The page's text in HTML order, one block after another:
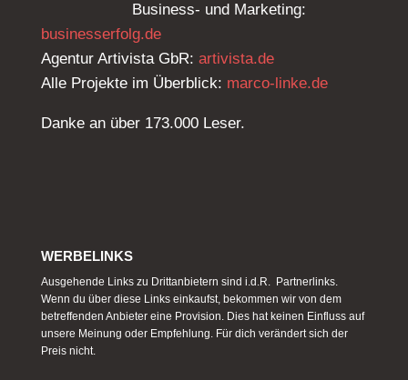
Business- und Marketing:
businesserfolg.de
Agentur Artivista GbR: artivista.de
Alle Projekte im Überblick: marco-linke.de
Danke an über 173.000 Leser.
WERBELINKS
Ausgehende Links zu Drittanbietern sind i.d.R. Partnerlinks.
Wenn du über diese Links einkaufst, bekommen wir von dem
betreffenden Anbieter eine Provision. Dies hat keinen Einfluss auf
unsere Meinung oder Empfehlung. Für dich verändert sich der
Preis nicht.